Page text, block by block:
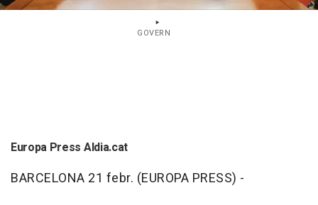
GOVERN
Europa Press Aldia.cat
BARCELONA 21 febr. (EUROPA PRESS) -